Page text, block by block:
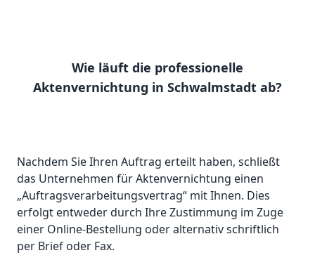
Wie läuft die professionelle
Aktenvernichtung in Schwalmstadt ab?
Nachdem Sie Ihren Auftrag erteilt haben, schließt
das Unternehmen für Aktenvernichtung einen
„Auftragsverarbeitungsvertrag“ mit Ihnen. Dies
erfolgt entweder durch Ihre Zustimmung im Zuge
einer Online-Bestellung oder alternativ schriftlich
per Brief oder Fax.